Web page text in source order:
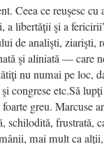
Ceea ce reuşesc
a libertăţii şi a
de analişti, ziarişti,
şi aliniată — care
nu numai pe loc,
congrese etc.Să
greu. Marcuse
schilodită, frustrată,
mai mult ca